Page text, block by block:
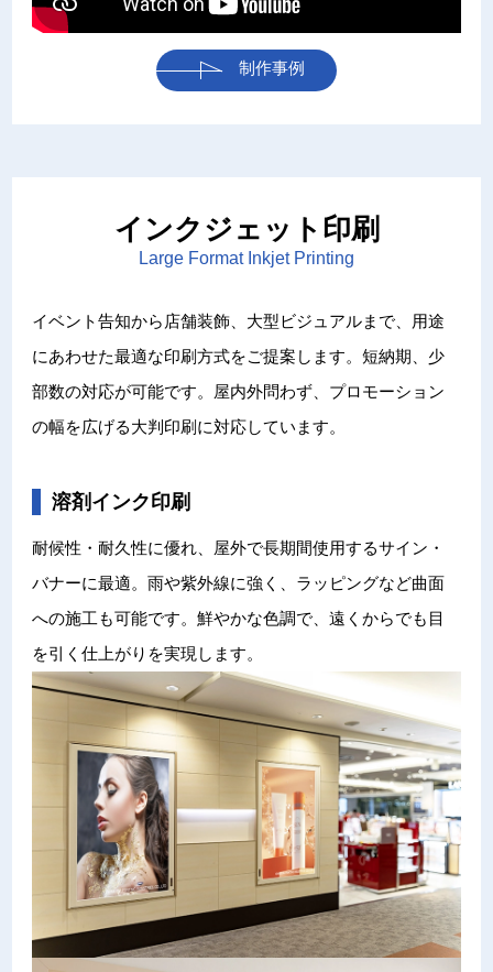
制作事例
インクジェット印刷
Large Format Inkjet Printing
イベント告知から店舗装飾、大型ビジュアルまで、用途
にあわせた最適な印刷方式をご提案します。短納期、少
部数の対応が可能です。屋内外問わず、プロモーション
の幅を広げる大判印刷に対応しています。
溶剤インク印刷
耐候性・耐久性に優れ、屋外で長期間使用するサイン・
バナーに最適。雨や紫外線に強く、ラッピングなど曲面
への施工も可能です。鮮やかな色調で、遠くからでも目
を引く仕上がりを実現します。